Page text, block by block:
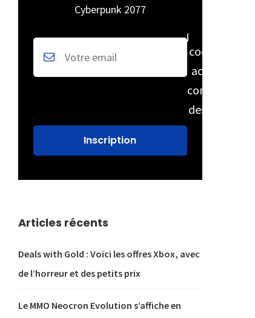
Cyberpunk 2077
cochez pour
accepter la
conservation
des données
Articles récents
Deals with Gold : Voici les offres Xbox, avec
de l’horreur et des petits prix
Le MMO Neocron Evolution s’affiche en